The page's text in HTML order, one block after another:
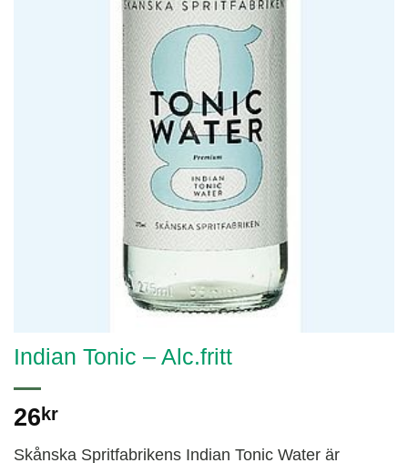
Indian Tonic – Alc.fritt
26 kr
Skånska Spritfabrikens Indian Tonic Water är